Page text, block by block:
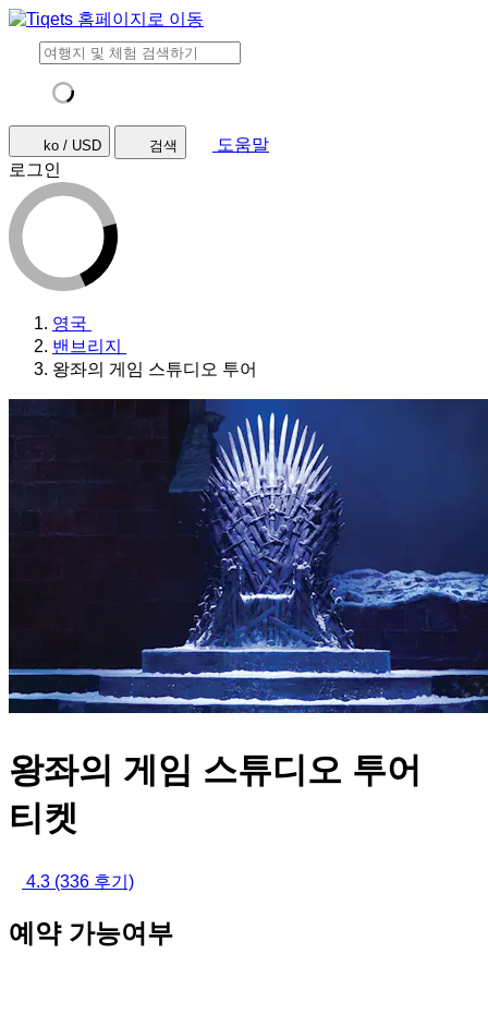
ko / USD 검색
도움말
로그인
영국
밴브리지
왕좌의 게임 스튜디오 투어
왕좌의 게임 스튜디오 투어
티켓
4.3 (336 후기)
예약 가능여부